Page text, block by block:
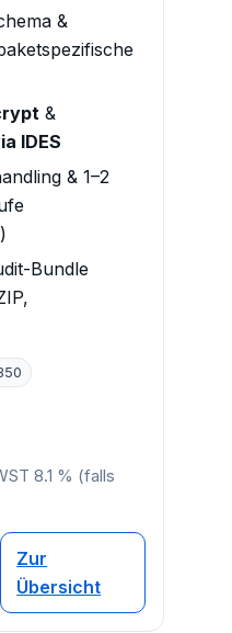
&
&
IDES
& 1–2
Bundle
8.1 % (falls
Zur
Übersicht